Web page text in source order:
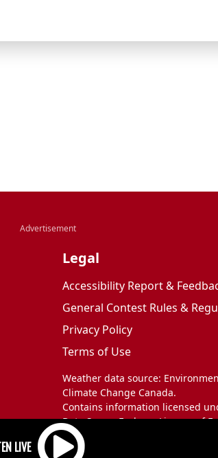
Legal
Accessibility Report &
General Contest Rules &
Privacy Policy
Terms of Use
Weather data source:
Climate Change Canada.
Contains information licensed
Data Server End-use Licence of
and Climate Change Canada.